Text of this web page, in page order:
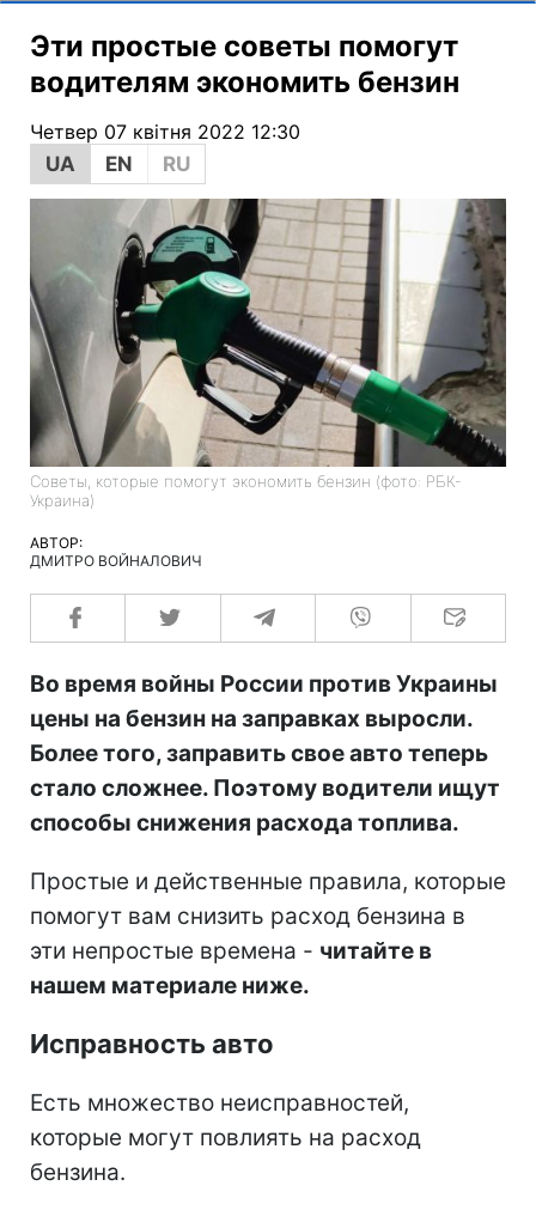
Эти простые советы помогут
водителям экономить бензин
Четвер 07 квітня 2022 12:30
UA
EN RU
Советы, которые помогут экономить бензин (фото: РБК-
Украина)
АВТОР:
ДМИТРО ВОЙНАЛОВИЧ
Во время войны России против Украины
цены на бензин на заправках выросли.
Более того, заправить свое авто теперь
стало сложнее. Поэтому водители ищут
способы снижения расхода топлива.
Простые и действенные правила, которые
помогут вам снизить расход бензина в
эти непростые времена - читайте в
нашем материале ниже.
Исправность авто
Есть множество неисправностей,
которые могут повлиять на расход
бензина.